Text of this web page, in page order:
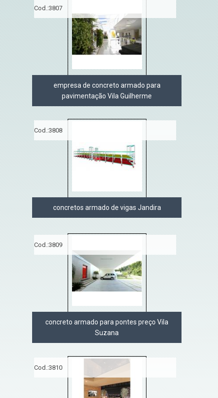
Cod.:3807
empresa de concreto armado para
pavimentação Vila Guilherme
Cod.:3808
concretos armado de vigas Jandira
Cod.:3809
concreto armado para pontes preço Vila
Suzana
Cod.:3810